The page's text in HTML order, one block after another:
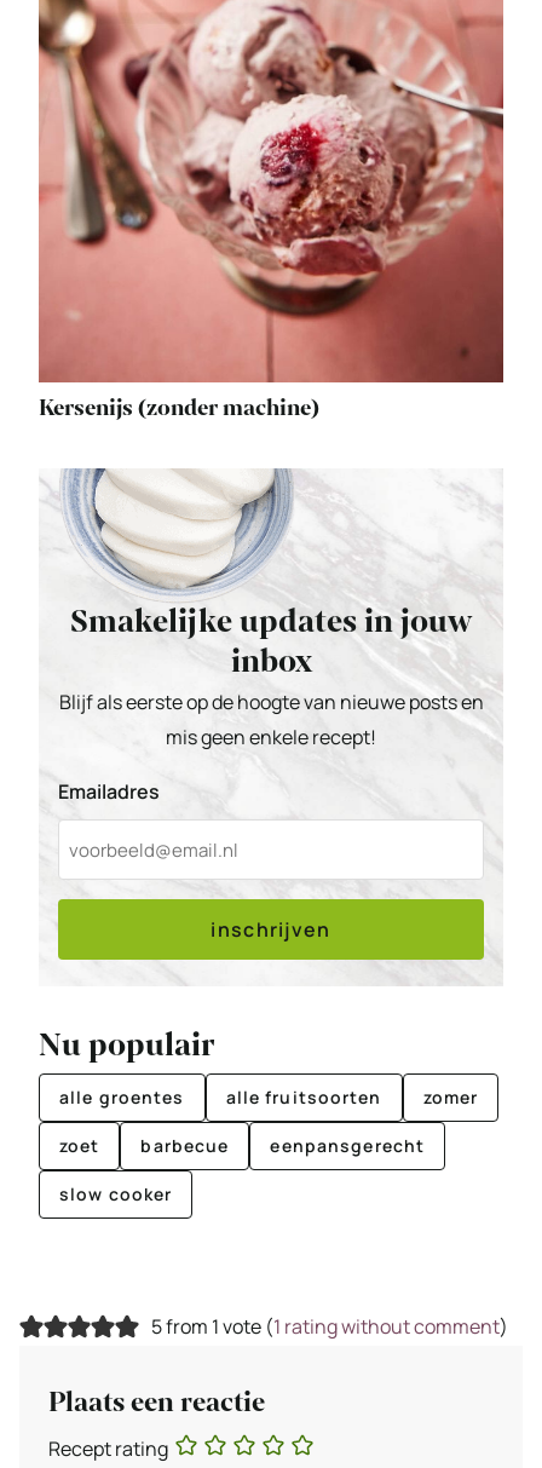
Kersenijs (zonder machine)
Smakelijke updates in jouw
inbox
Blijf als eerste op de hoogte van nieuwe posts en
mis geen enkele recept!
Emailadres
inschrijven
Nu populair
alle groentes alle fruitsoorten zomer
zoet barbecue eenpansgerecht
slow cooker
5 from 1 vote (1 rating without comment)
Plaats een reactie
Recept rating